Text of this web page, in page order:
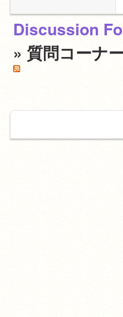
Discussion
» 質問コーナ